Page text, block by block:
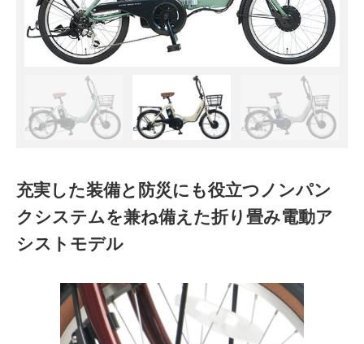
充実した装備と防災にも役立つノンパン
クシステムを兼ね備えた折り畳み電動ア
シストモデル